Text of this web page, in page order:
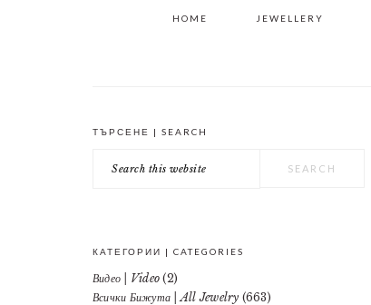
HOME JEWELLERY
PRIMARY
SIDEBAR
ТЪРСЕНЕ | SEARCH
this
КАТЕГОРИИ | CATEGORIES
Видео | Video (2)
Всички Бижута | All Jewelry (663)